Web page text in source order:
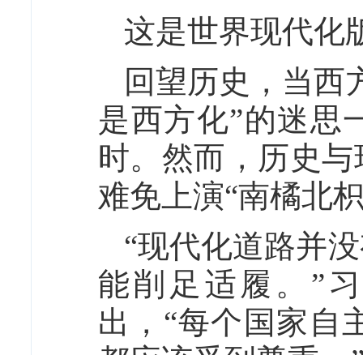
这是世界现代
回望历史，当西
是西方化”的迷思
时。然而，历史
难免上演“南橘北
“现代化道路并
能削足适履。”
出，“每个国家自